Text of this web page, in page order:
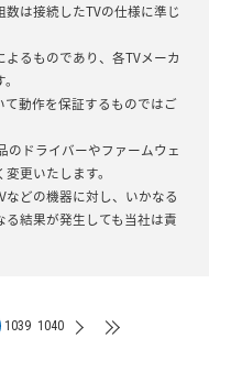
は接続したTVの仕様に準じ
るものであり、各TVメーカ
動作を保証するものではご
ドライバーやファームウェ
更いたします。
どの機器に対し、いかなる
結果が発生しても当社は責
1039 1040